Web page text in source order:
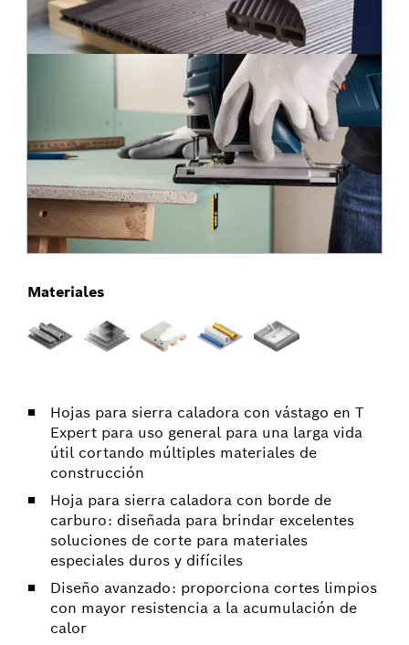
Hojas para sierra caladora con vástago en T
Expert para uso general para una larga vida
útil cortando múltiples materiales de
construcción
Hoja para sierra caladora con borde de
carburo: diseñada para brindar excelentes
soluciones de corte para materiales
especiales duros y difíciles
Diseño avanzado: proporciona cortes limpios
con mayor resistencia a la acumulación de
calor
Materiales